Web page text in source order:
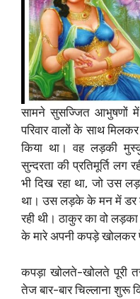
सामने सुसज्जित आभुषणों
परिवार वालों के साथ
किया था। वह लड़की
सुन्दरता की प्रतिमूर्ति
भी दिख रहा था, जो उस
था। उस लड़के के मन में डर
रही थी। ठाकुर का वो
के मारे अपनी कपड़े
कपड़ा खोलते-खोलते पूरी
तेज बार-बार चिल्लाना शुरू